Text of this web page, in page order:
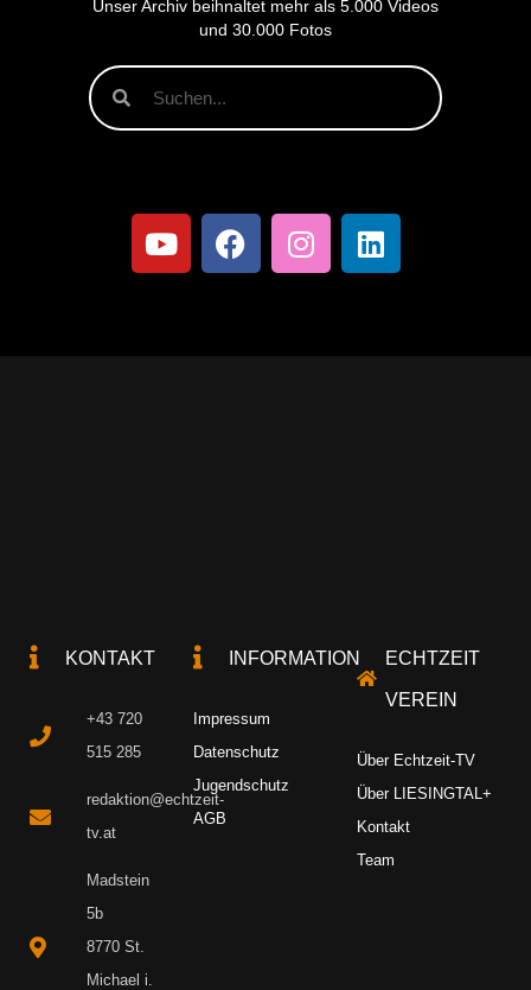
Unser Archiv beihnaltet mehr als 5.000 Videos
und 30.000 Fotos
KONTAKT
+43 720
515 285
redaktion@echtzeit-
tv.at
Madstein
5b
8770 St.
Michael i.
INFORMATION
Impressum
Datenschutz
Jugendschutz
AGB
ECHTZEIT
VEREIN
Über Echtzeit-TV
Über LIESINGTAL+
Kontakt
Team